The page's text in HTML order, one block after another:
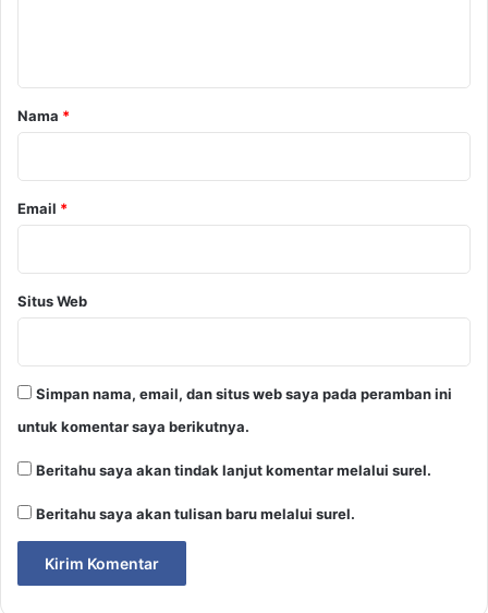
rNama *
Email *
Situs Web
Simpan nama, email, dan situs web saya pada peramban ini
untuk komentar saya berikutnya.
Beritahu saya akan tindak lanjut komentar melalui surel.
Beritahu saya akan tulisan baru melalui surel.